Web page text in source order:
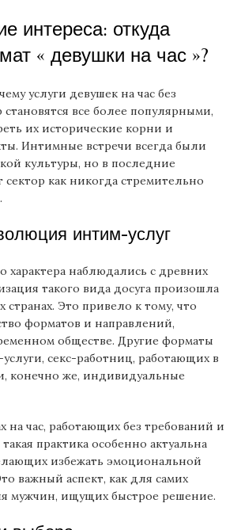
интереса: откуда
« девушки на час »?
услуги девушек на час без
все более популярными,
их исторические корни и
Интимные встречи всегда были
культуры, но в последние
сектор как никогда стремительно
интим-услуг
характера наблюдались с древних
такого вида досуга произошла
Это привело к тому, что
форматов и направлений,
обществе. Другие форматы
секс-работниц, работающих в
конечно же, индивидуальные
на час, работающих без требований и
практика особенно актуальна
избежать эмоциональной
важный аспект, как для самих
мужчин, ищущих быстрое решение.